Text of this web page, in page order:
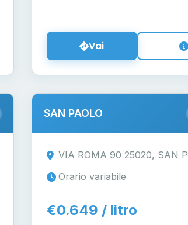
Vai
SAN PAOLO
VIA ROMA 90 25020, SAN
Orario variabile
€0.649 / litro